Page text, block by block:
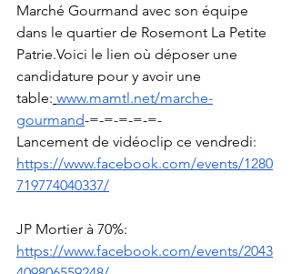
Marché Gourmand avec son équipe
dans le quartier de Rosemont La Petite
Patrie.Voici le lien où déposer une
candidature pour y avoir une
table: www.mamtl.net/marche-
gourmand-=-=-=-=-=-
Lancement de vidéoclip ce vendredi:
https://www.facebook.com/events/1280
719774040337/
JP Mortier à 70%:
https://www.facebook.com/events/2043